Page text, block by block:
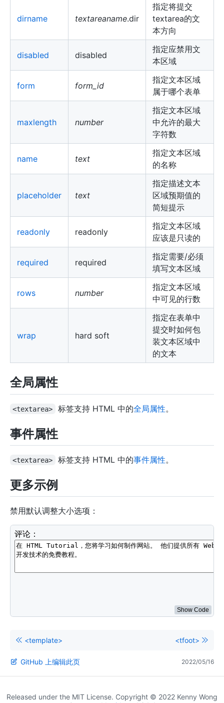
dirname textareaname.dir
指定将提交
textarea的文
本方向
disabled disabled
指定应禁用文
本区域
form form_id
指定文本区域
属于哪个表单
maxlength number
指定文本区域
中允许的最大
字符数
name text
指定文本区域
的名称
placeholder text
指定描述文本
区域预期值的
简短提示
readonly readonly
指定文本区域
应该是只读的
required required
指定需要/必须
填写文本区域
rows number
指定文本区域
中可见的行数
wrap hard soft
指定在表单中
提交时如何包
装文本区域中
的文本
全局属性
<textarea> 标签支持 HTML 中的全局属性。
事件属性
<textarea> 标签支持 HTML 中的事件属性。
更多示例
禁用默认调整大小选项：
<style
textarea
{ resize: none; }
</style>
<br>
Show Code
<template> <tfoot>
GitHub 上编辑此页 2022/05/16
Released under the MIT License. Copyright © 2022 Kenny Wong